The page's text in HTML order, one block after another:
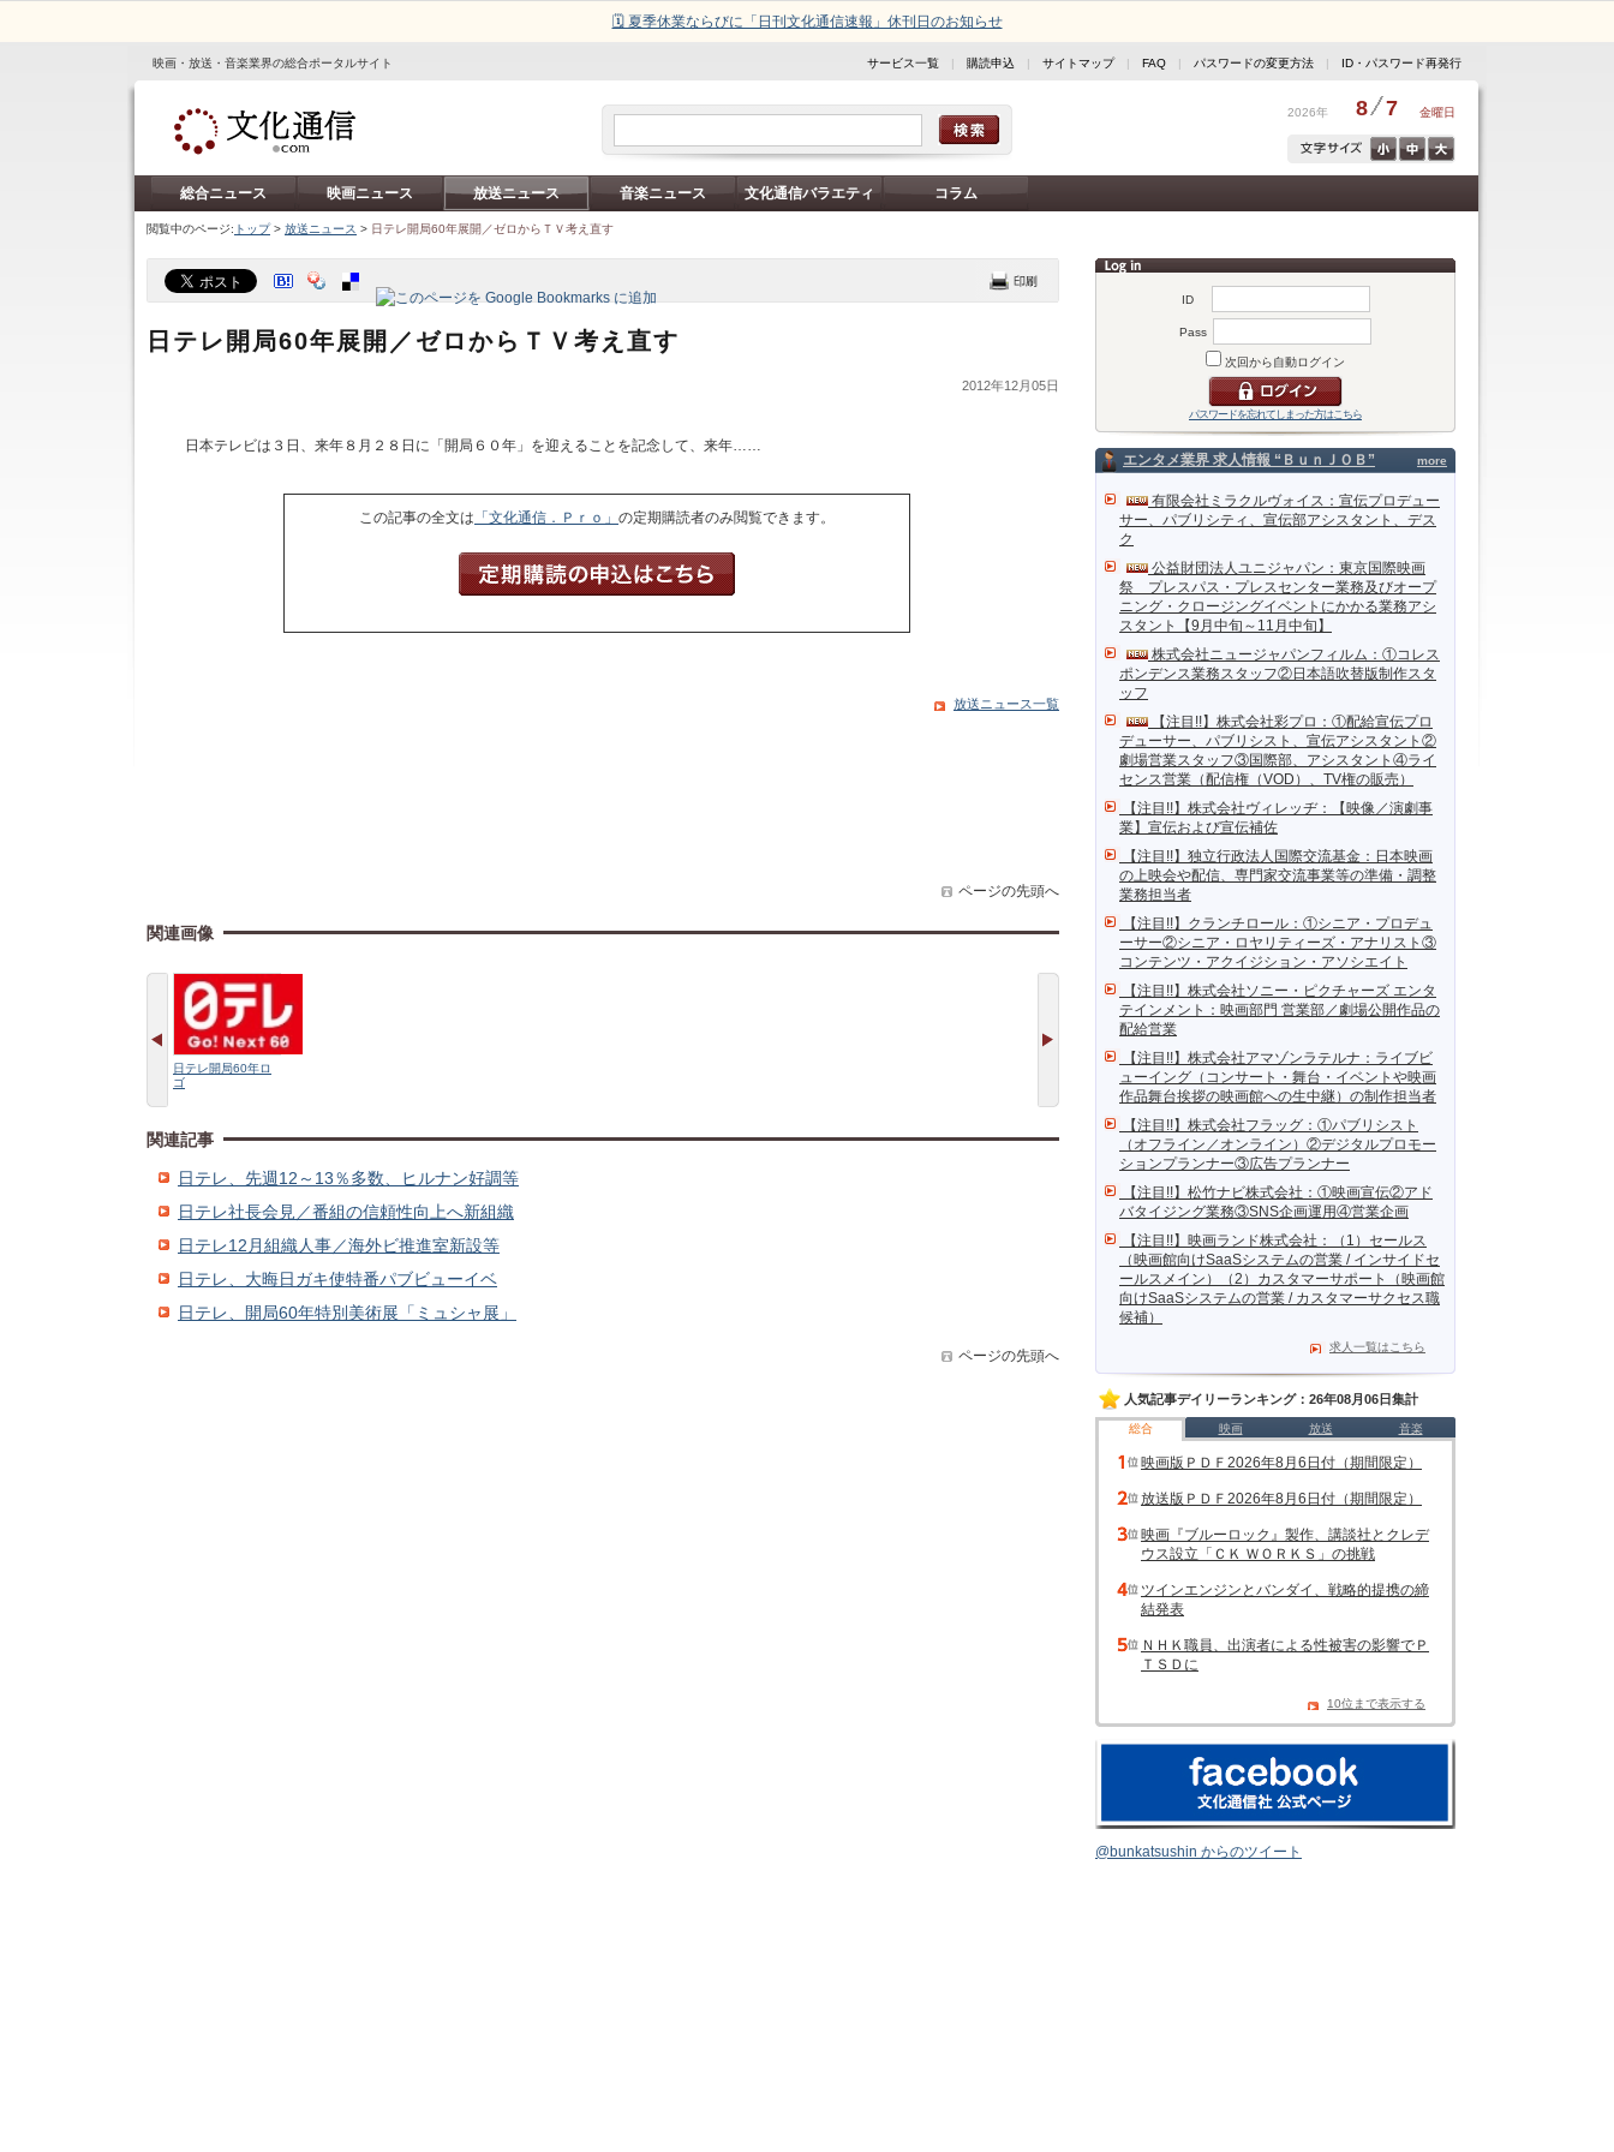
🗓️ 夏季休業ならびに「日刊文化通信速報」休刊日のお知らせ
映画・放送・音楽業界の総合ポータルサイト サービス一覧 | 購読申込 | サイトマップ| FAQ | パスワードの変更方法 | ID・パスワード再発行
2026年 8 7 金曜日
総合ニュース 映画ニュース 放送ニュース 音楽ニュース 文化通信バラエティ コラム
閲覧中のページ: トップ> 放送ニュース > 日テレ開局60年展開／ゼロからＴＶ考え直す
ID
Pass
次回から自動ログイン
パスワードを忘れてしまった方はこちら
more
エンタメ業界 求人情報 “ＢｕｎＪＯＢ”
有限会社ミラクルヴォイス：宣伝プロデュー
サー、パブリシティ、宣伝部アシスタント、デス
ク
公益財団法人ユニジャパン：東京国際映画
祭 プレスパス・プレスセンター業務及びオープ
ニング・クロージングイベントにかかる業務アシ
スタント【9月中旬～11月中旬】
株式会社ニュージャパンフィルム：①コレス
ポンデンス業務スタッフ②日本語吹替版制作スタ
ッフ
【注目!!】株式会社彩プロ：①配給宣伝プロ
デューサー、パブリシスト、宣伝アシスタント②
劇場営業スタッフ③国際部、アシスタント④ライ
センス営業（配信権（VOD）、TV権の販売）
【注目!!】株式会社ヴィレッヂ：【映像／演劇事
業】宣伝および宣伝補佐
【注目!!】独立行政法人国際交流基金：日本映画
の上映会や配信、専門家交流事業等の準備・調整
業務担当者
【注目!!】クランチロール：①シニア・プロデュ
ーサー②シニア・ロヤリティーズ・アナリスト③
コンテンツ・アクイジション・アソシエイト
【注目!!】株式会社ソニー・ピクチャーズ エンタ
テインメント：映画部門 営業部／劇場公開作品の
配給営業
【注目!!】株式会社アマゾンラテルナ：ライブビ
ューイング（コンサート・舞台・イベントや映画
作品舞台挨拶の映画館への生中継）の制作担当者
【注目!!】株式会社フラッグ：①パブリシスト
（オフライン／オンライン）②デジタルプロモー
ションプランナー③広告プランナー
【注目!!】松竹ナビ株式会社：①映画宣伝②アド
バタイジング業務③SNS企画運用④営業企画
【注目!!】映画ランド株式会社：（1）セールス
（映画館向けSaaSシステムの営業 / インサイドセ
ールスメイン）（2）カスタマーサポート（映画館
向けSaaSシステムの営業 / カスタマーサクセス職
候補）
求人一覧はこちら
人気記事デイリーランキング：26年08月06日集計
総合 映画 放送 音楽
映画版ＰＤＦ2026年8月6日付（期間限定）
放送版ＰＤＦ2026年8月6日付（期間限定）
映画『ブルーロック』製作、講談社とクレデ
ウス設立「ＣＫ ＷＯＲＫＳ」の挑戦
ツインエンジンとバンダイ、戦略的提携の締
結発表
ＮＨＫ職員、出演者による性被害の影響でＰ
ＴＳＤに
10位まで表示する
@bunkatsushin からのツイート
日テレ開局60年展開／ゼロからＴＶ考え直す
2012年12月05日
日本テレビは３日、来年８月２８日に「開局６０年」を迎えることを記念して、来年……
この記事の全文は 「文化通信．Ｐｒｏ」 の定期購読者のみ閲覧できます。
放送ニュース一覧
ページの先頭へ
関連画像
日テレ開局60年ロ
ゴ
関連記事
日テレ、先週12～13％多数、ヒルナン好調等
日テレ社長会見／番組の信頼性向上へ新組織
日テレ12月組織人事／海外ビ推進室新設等
日テレ、大晦日ガキ使特番パブビューイベ
日テレ、開局60年特別美術展「ミュシャ展」
ページの先頭へ